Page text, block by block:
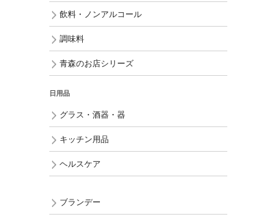
飲料・ノンアルコール
調味料
青森のお店シリーズ
日用品
グラス・酒器・器
キッチン用品
ヘルスケア
ブランデー